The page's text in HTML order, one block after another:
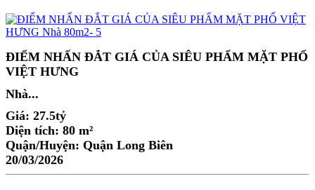
ĐIỂM NHẤN ĐẮT GIÁ CỦA SIÊU PHẨM MẶT PHỐ
VIỆT HƯNG
Nhà...
Giá: 27.5tỷ
Diện tích: 80 m²
Quận/Huyện: Quận Long Biên
20/03/2026